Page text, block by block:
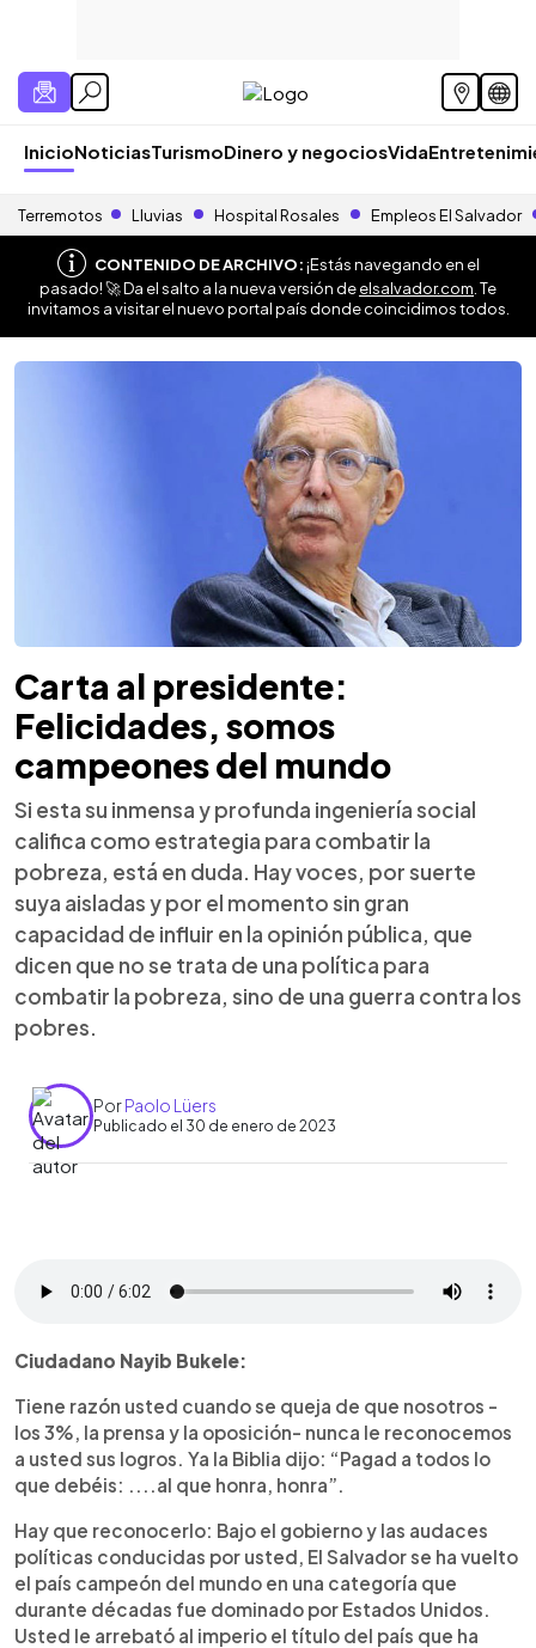
InicioNoticiasTurismoDinero y negociosVida
Terremotos Lluvias Hospital Rosales Empleos El Salvador
CONTENIDO DE ARCHIVO:¡Estás navegando en el
pasado! 🚀 Da el salto a la nueva versión deelsalvador.com . Te
invitamos a visitar el nuevo portal país donde coincidimos todos.
Carta al presidente:
Felicidades, somos
campeones del mundo
Si esta su inmensa y profunda ingeniería social
califica como estrategia para combatir la
pobreza, está en duda. Hay voces, por suerte
suya aisladas y por el momento sin gran
capacidad de influir en la opinión pública, que
dicen que no se trata de una política para
combatir la pobreza, sino de una guerra contra los
pobres.
PorPaolo Lüers
Publicado el 30 de enero de 2023
Ciudadano Nayib Bukele:
Tiene razón usted cuando se queja de que nosotros -
los 3%, la prensa y la oposición- nunca le reconocemos
a usted sus logros. Ya la Biblia dijo: “Pagad a todos lo
que debéis: ....al que honra, honra”.
Hay que reconocerlo: Bajo el gobierno y las audaces
políticas conducidas por usted, El Salvador se ha vuelto
el país campeón del mundo en una categoría que
durante décadas fue dominado por Estados Unidos.
Usted le arrebató al imperio el título del país que ha